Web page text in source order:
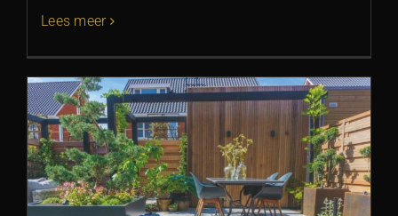
Lees meer